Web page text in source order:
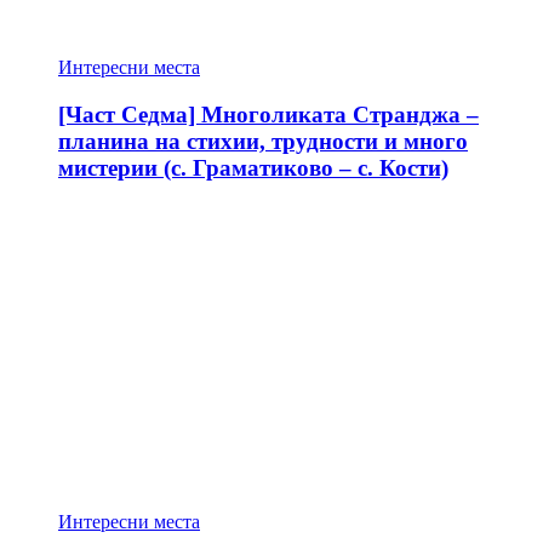
Интересни места
[Част Седма] Многоликата Странджа –
планина на стихии, трудности и много
мистерии (с. Граматиково – с. Кости)
Интересни места